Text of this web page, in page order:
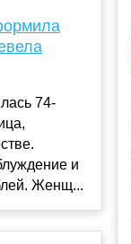
74-
и
Женщ...